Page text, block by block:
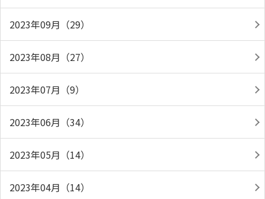
2023年09月（29）
2023年08月（27）
2023年07月（9）
2023年06月（34）
2023年05月（14）
2023年04月（14）